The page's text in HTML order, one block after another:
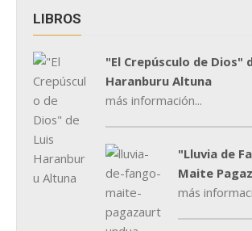
LIBROS
"El Crepúsculo de Dios"
Haranburu Altuna
más información...
"Lluvia de
Maite
más